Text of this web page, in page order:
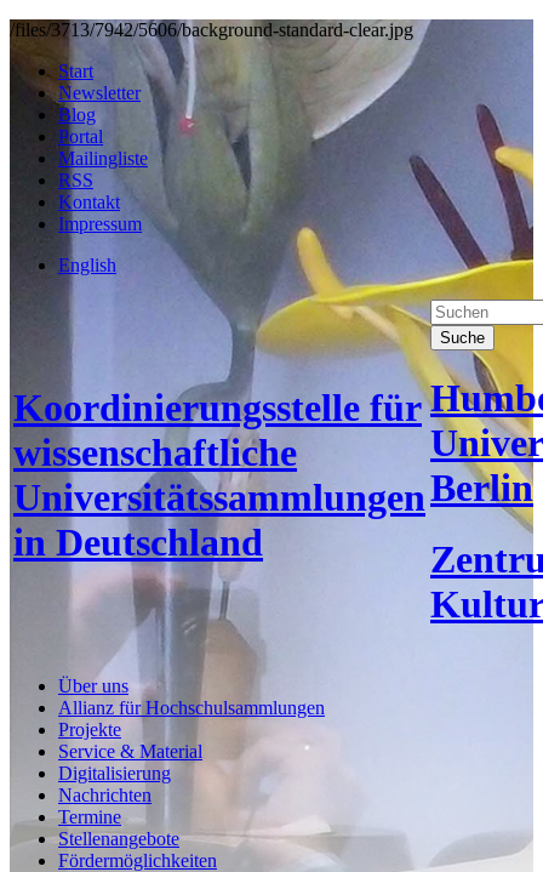
/files/3713/7942/5606/background-standard-clear.jpg
Start
Newsletter
Blog
Portal
Mailingliste
RSS
Kontakt
Impressum
English
Koordinierungsstelle für
wissenschaftliche
Universitätssammlungen
in Deutschland
Suche
Berlin
Über uns
Allianz für Hochschulsammlungen
Projekte
Service & Material
Digitalisierung
Nachrichten
Termine
Stellenangebote
Fördermöglichkeiten